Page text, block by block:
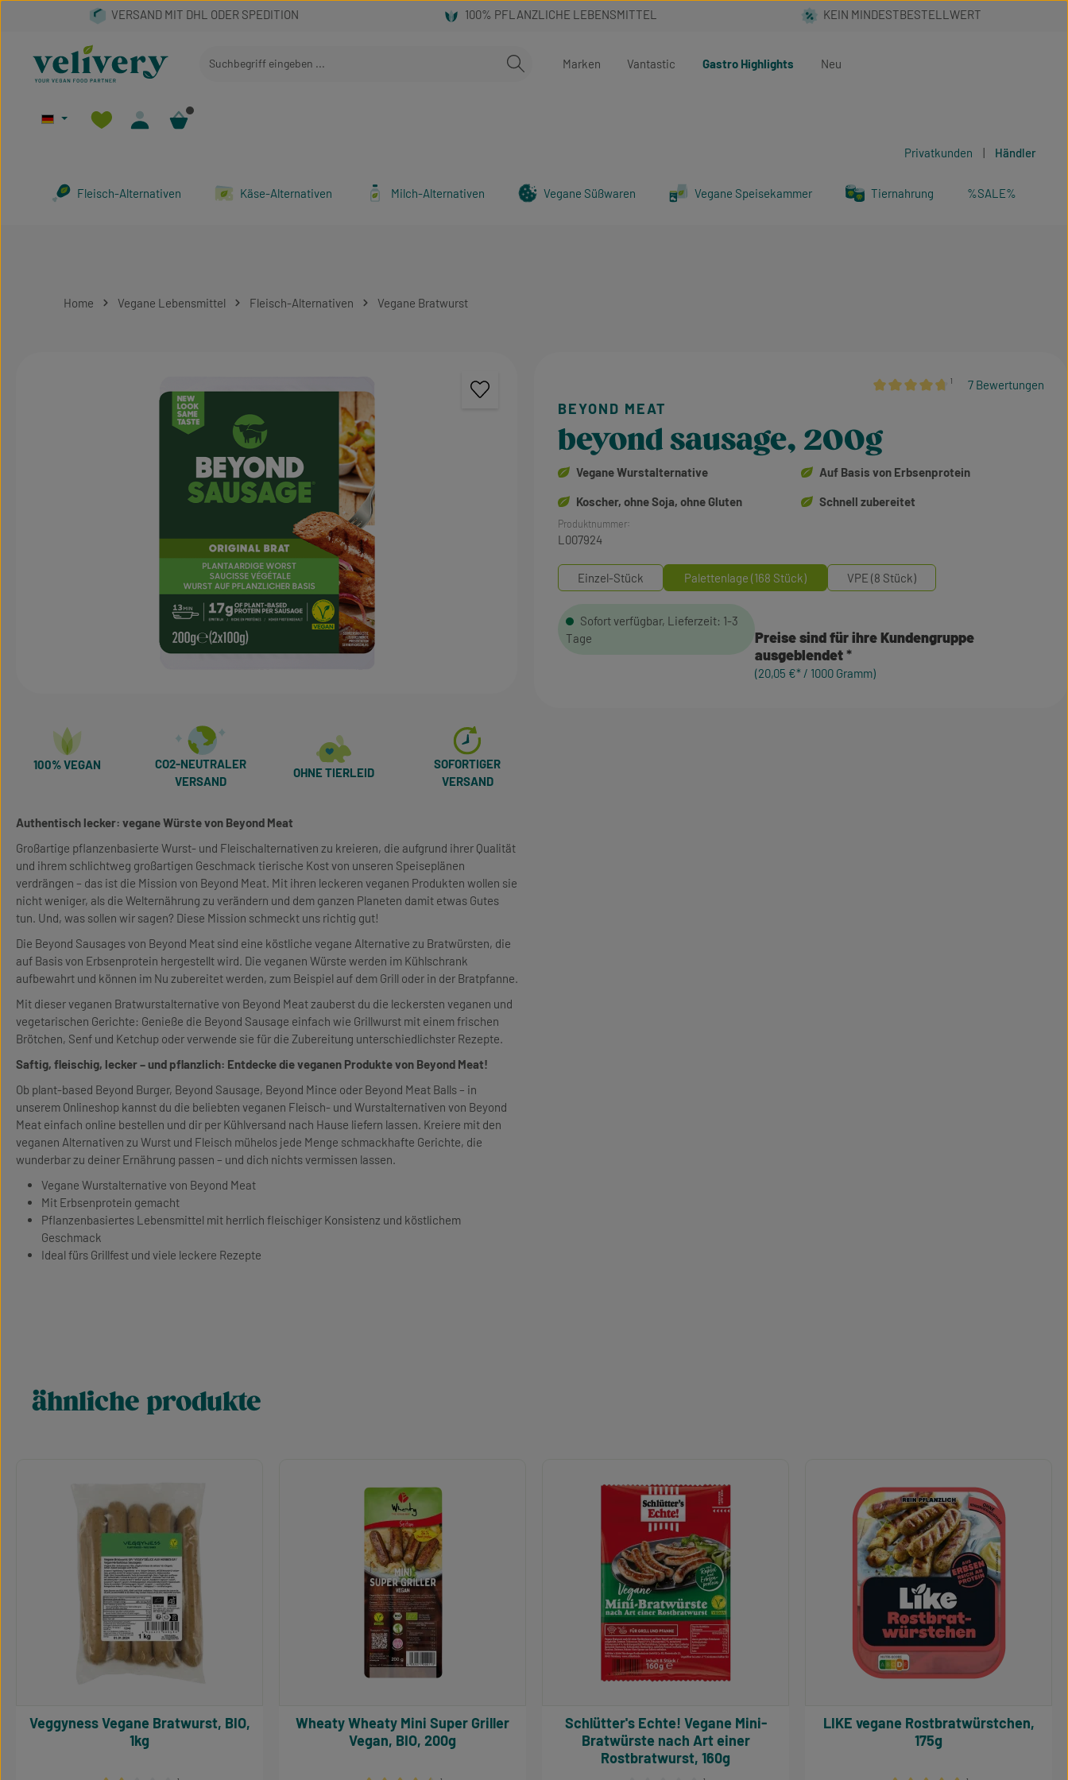
Hauptinhalt springen
Zur Suche springen
Zur Hauptnavigation springen
Marken
Vantastic Gastro Highlights Neu
Privatkunden | Händler
Fleisch-Alternativen Käse-Alternativen Milch-Alternativen Vegane Süßwaren Vegane Speisekammer Tiernahrung %SALE%
Home Vegane Lebensmittel Fleisch-Alternativen Vegane Bratwurst
¹ 7 Bewertungen
beyond sausage, 200g
Vegane Wurstalternative Auf Basis von Erbsenprotein
Koscher, ohne Soja, ohne Gluten Schnell zubereitet
Preise sind für ihre Kundengruppe
ausgeblendet
(20,05 €* / 1000 Gramm)
Sofort verfügbar, Lieferzeit: 1-3
Tage
Einzel-Stück Palettenlage (168 Stück) VPE (8 Stück)
Produktnummer:
L007924
100% VEGAN
CO2-NEUTRALER
VERSAND
OHNE TIERLEID
SOFORTIGER
VERSAND
Authentisch lecker: vegane Würste von Beyond Meat
Großartige pflanzenbasierte Wurst- und Fleischalternativen zu kreieren, die aufgrund ihrer Qualität
und ihrem schlichtweg großartigen Geschmack tierische Kost von unseren Speiseplänen
verdrängen – das ist die Mission von Beyond Meat. Mit ihren leckeren veganen Produkten wollen sie
nicht weniger, als die Welternährung zu verändern und dem ganzen Planeten damit etwas Gutes
tun. Und, was sollen wir sagen? Diese Mission schmeckt uns richtig gut!
Die Beyond Sausages von Beyond Meat sind eine köstliche vegane Alternative zu Bratwürsten, die
auf Basis von Erbsenprotein hergestellt wird. Die veganen Würste werden im Kühlschrank
aufbewahrt und können im Nu zubereitet werden, zum Beispiel auf dem Grill oder in der Bratpfanne.
Mit dieser veganen Bratwurstalternative von Beyond Meat zauberst du die leckersten veganen und
vegetarischen Gerichte: Genieße die Beyond Sausage einfach wie Grillwurst mit einem frischen
Brötchen, Senf und Ketchup oder verwende sie für die Zubereitung unterschiedlichster Rezepte.
Saftig, fleischig, lecker – und pflanzlich: Entdecke die veganen Produkte von Beyond Meat!
Ob plant-based Beyond Burger, Beyond Sausage, Beyond Mince oder Beyond Meat Balls – in
unserem Onlineshop kannst du die beliebten veganen Fleisch- und Wurstalternativen von Beyond
Meat einfach online bestellen und dir per Kühlversand nach Hause liefern lassen. Kreiere mit den
veganen Alternativen zu Wurst und Fleisch mühelos jede Menge schmackhafte Gerichte, die
wunderbar zu deiner Ernährung passen – und dich nichts vermissen lassen.
Vegane Wurstalternative von Beyond Meat
Mit Erbsenprotein gemacht
Pflanzenbasiertes Lebensmittel mit herrlich fleischiger Konsistenz und köstlichem
Geschmack
Ideal fürs Grillfest und viele leckere Rezepte
ähnliche produkte
Veggyness Vegane Bratwurst, BIO,
1kg
Wheaty Wheaty Mini Super Griller
Vegan, BIO, 200g
Schlütter's Echte! Vegane Mini-
Bratwürste nach Art einer
Rostbratwurst, 160g
LIKE vegane Rostbratwürstchen,
175g